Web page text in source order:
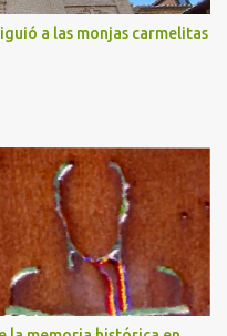
a las monjas carmelitas